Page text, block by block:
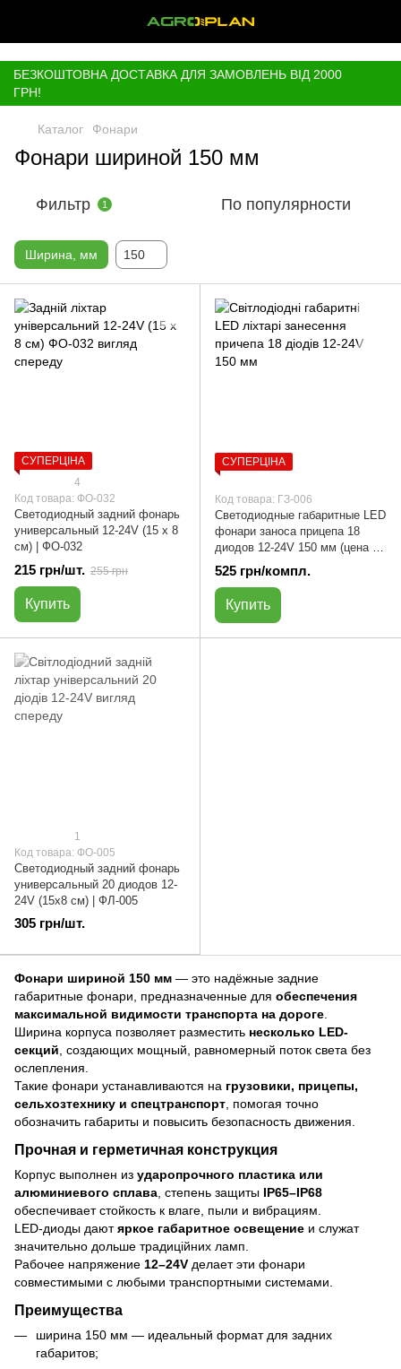
БЕЗКОШТОВНА ДОСТАВКА ДЛЯ ЗАМОВЛЕНЬ ВІД 2000
ГРН!
Каталог Фонари
Фонари шириной 150 мм
Фильтр 1 По популярности
Ширина, мм 150
СУПЕРЦІНА
4
Код товара: ФО-032
Светодиодный задний фонарь
универсальный 12-24V (15 х 8
см) | ФО-032
215 грн/шт. 255 грн
Купить
СУПЕРЦІНА
Код товара: ГЗ-006
Светодиодные габаритные LED
фонари заноса прицепа 18
диодов 12-24V 150 мм (цена за
2 шт.) | ГЗ-006
525 грн/компл.
Купить
1
Код товара: ФО-005
Светодиодный задний фонарь
универсальный 20 диодов 12-
24V (15x8 см) | ФЛ-005
305 грн/шт.
Фонари шириной 150 мм — это надёжные задние
габаритные фонари, предназначенные для обеспечения
максимальной видимости транспорта на дороге.
Ширина корпуса позволяет разместить несколько LED-
секций, создающих мощный, равномерный поток света без
ослепления.
Такие фонари устанавливаются на грузовики, прицепы,
сельхозтехнику и спецтранспорт, помогая точно
обозначить габариты и повысить безопасность движения.
Прочная и герметичная конструкция
Корпус выполнен из ударопрочного пластика или
алюминиевого сплава, степень защиты IP65–IP68
обеспечивает стойкость к влаге, пыли и вибрациям.
LED-диоды даютяркое габаритное освещение и служат
значительно дольше традиційних ламп.
Рабочее напряжение 12–24V делает эти фонари
совместимыми с любыми транспортными системами.
Преимущества
ширина 150 мм — идеальный формат для задних
габаритов;